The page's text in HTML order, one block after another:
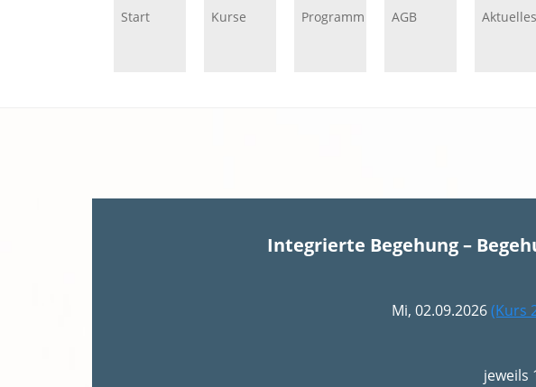
Start Kurse Programm AGB Aktuelles
Integrierte Begehung –
Mi, 02.09.2026(Kurs
jeweils